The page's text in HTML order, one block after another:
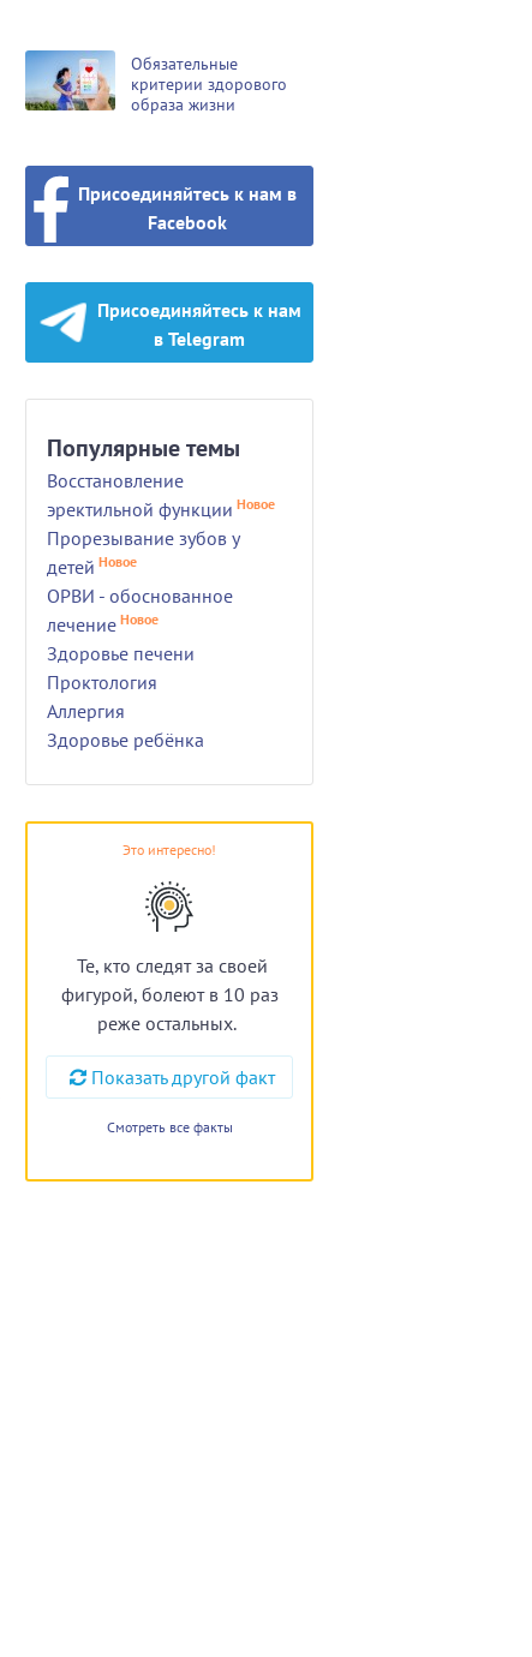
Обязательные
критерии здорового
образа жизни
Присоединяйтесь к нам в
Facebook
Присоединяйтесь к нам
в Telegram
Популярные темы
Восстановление
эректильной функции Новое
Прорезывание зубов у
детей Новое
ОРВИ - обоснованное
лечение Новое
Здоровье печени
Проктология
Аллергия
Здоровье ребёнка
Это интересно!
Те, кто следят за своей
фигурой, болеют в 10 раз
реже остальных.
Показать другой факт
Смотреть все факты